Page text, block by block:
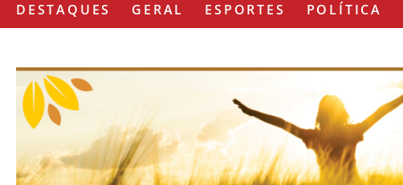
DESTAQUES GERAL ESPORTES POLÍTICA